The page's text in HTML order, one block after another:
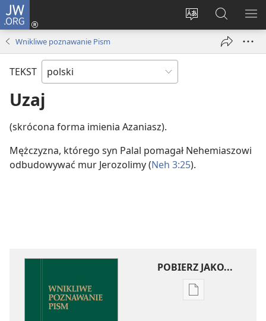
JW.ORG
Wybór
Logowanie
(opens
Szukaj
na
JW.ORG
Wnikliwe poznawanie Pism
TEKST
Uzaj
(skrócona forma imienia Azaniasz).
Mężczyzna, którego syn Palal pomagał Nehemiaszowi
odbudowywać mur Jerozolimy (Neh 3:25).
POBIERZ JAKO...
Ustawienia